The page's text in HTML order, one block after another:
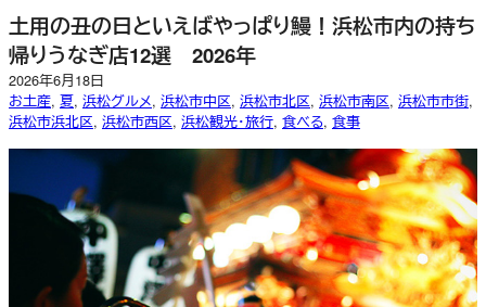
土用の丑の日といえばやっぱり鰻！浜松市内の持ち
帰りうなぎ店12選 2026年
2026年6月18日
お土産, 夏, 浜松グルメ, 浜松市中区, 浜松市北区, 浜松市南区, 浜松市市街
浜松市浜北区, 浜松市西区, 浜松観光・旅行, 食べる, 食事